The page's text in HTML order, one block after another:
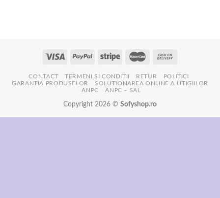
CONTACT TERMENI SI CONDITII RETUR
POLITICI
GARANTIA PRODUSELOR
SOLUTIONAREA ONLINE A LITIGIILOR
ANPC
ANPC – SAL
Copyright 2026 © Sofyshop.ro